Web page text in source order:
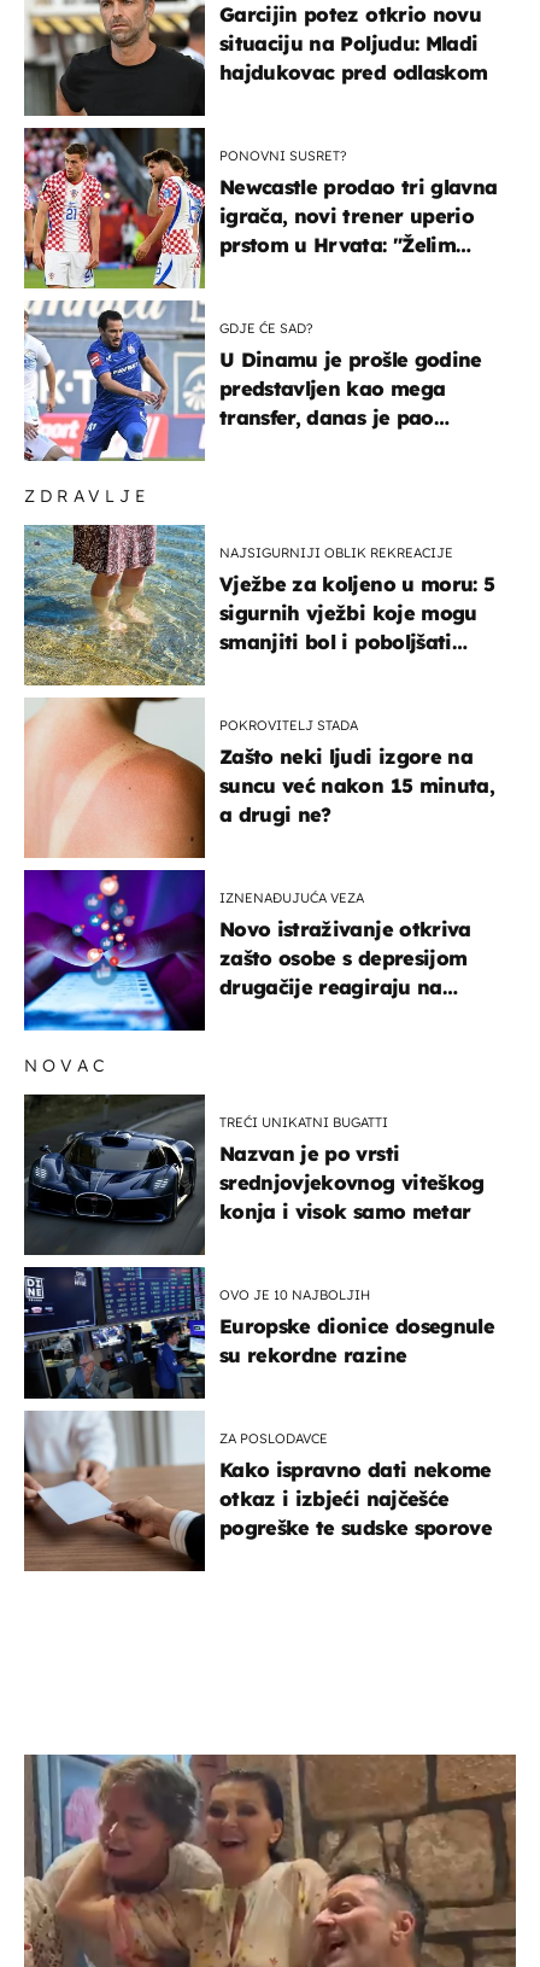
ZDRAVLJE
NAJSIGURNIJI OBLIK REKREACIJE
Vježbe za koljeno u moru: 5
sigurnih vježbi koje mogu
smanjiti bol i poboljšati
POKROVITELJ STADA
Zašto neki ljudi izgore na
suncu već nakon 15 minuta,
a drugi ne?
IZNENAĐUJUĆA VEZA
Novo istraživanje otkriva
zašto osobe s depresijom
drugačije reagiraju na
Garcijin potez otkrio novu
situaciju na Poljudu: Mladi
hajdukovac pred odlaskom
PONOVNI SUSRET?
Newcastle prodao tri glavna
igrača, novi trener uperio
prstom u Hrvata: "Želim
GDJE ĆE SAD?
U Dinamu je prošle godine
predstavljen kao mega
transfer, danas je pao
NOVAC
TREĆI UNIKATNI BUGATTI
Nazvan je po vrsti
srednjovjekovnog viteškog
konja i visok samo metar
OVO JE 10 NAJBOLJIH
Europske dionice dosegnule
su rekordne razine
ZA POSLODAVCE
Kako ispravno dati nekome
otkaz i izbjeći najčešće
pogreške te sudske sporove